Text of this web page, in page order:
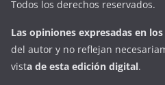
Todos los derechos reservados.
Las opiniones expresadas en
del autor y no reflejan
vista de esta edición digital.